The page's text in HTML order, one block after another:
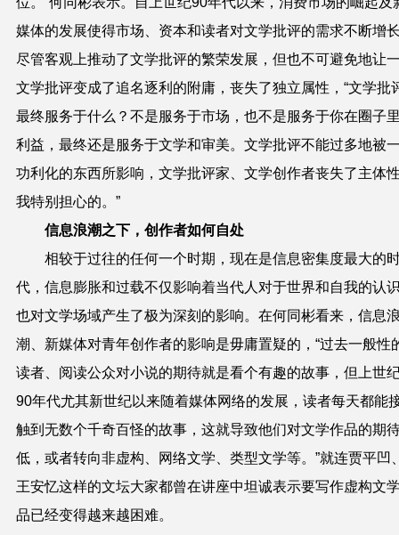
媒体的发展使得市场、资本和读者对文学批评的需求不断增
尽管客观上推动了文学批评的繁荣发展，但也不可避免地让
文学批评变成了追名逐利的附庸，丧失了独立属性，“文学批
最终服务于什么？不是服务于市场，也不是服务于你在圈子
利益，最终还是服务于文学和审美。文学批评不能过多地被
功利化的东西所影响，文学批评家、文学创作者丧失了主体
我特别担心的。”
信息浪潮之下，创作者如何自处
相较于过往的任何一个时期，现在是信息密集度最大的
代，信息膨胀和过载不仅影响着当代人对于世界和自我的认
也对文学场域产生了极为深刻的影响。在何同彬看来，信息
潮、新媒体对青年创作者的影响是毋庸置疑的，“过去一般性
读者、阅读公众对小说的期待就是看个有趣的故事，但上世
90年代尤其新世纪以来随着媒体网络的发展，读者每天都能
触到无数个千奇百怪的故事，这就导致他们对文学作品的期
低，或者转向非虚构、网络文学、类型文学等。”就连贾平凹
王安忆这样的文坛大家都曾在讲座中坦诚表示要写作虚构文
品已经变得越来越困难。